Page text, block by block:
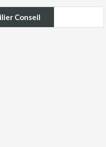
Conseil